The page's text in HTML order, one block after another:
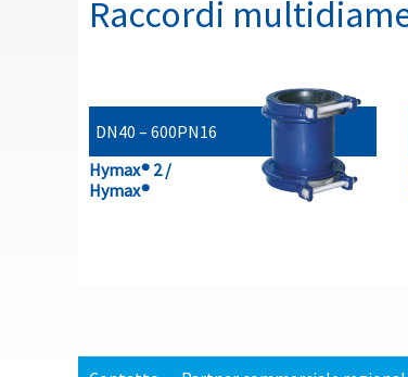
Raccordi
DN40 – 600PN16
Hymax® 2 /
Hymax®